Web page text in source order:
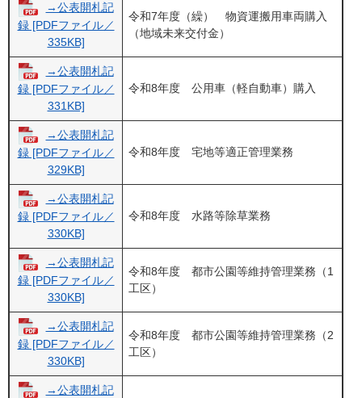
→公表開札記
録 [PDFファイル／
335KB]
令和7年度（繰） 物資運搬用車両購入
（地域未来交付金）
→公表開札記
録 [PDFファイル／
331KB]
令和8年度 公用車（軽自動車）購入
→公表開札記
録 [PDFファイル／
329KB]
令和8年度 宅地等適正管理業務
→公表開札記
録 [PDFファイル／
330KB]
令和8年度 水路等除草業務
→公表開札記
録 [PDFファイル／
330KB]
令和8年度 都市公園等維持管理業務（1
工区）
→公表開札記
録 [PDFファイル／
330KB]
令和8年度 都市公園等維持管理業務（2
工区）
→公表開札記